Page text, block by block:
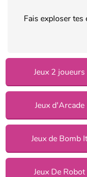
Fais exploser
Jeux 2 joueurs
Jeux d'Arcade
Jeux de Bomb It
Jeux De Robot